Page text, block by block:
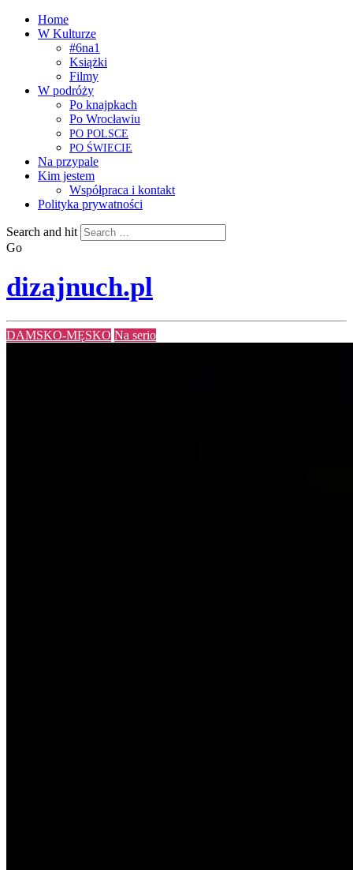
Home
W Kulturze
#6na1
Książki
Filmy
W podróży
Po knajpkach
Po Wrocławiu
PO POLSCE
PO ŚWIECIE
Na przypale
Kim jestem
Współpraca i kontakt
Polityka prywatności
Search and hit
Go
dizajnuch.pl
DAMSKO-MĘSKO Na serio